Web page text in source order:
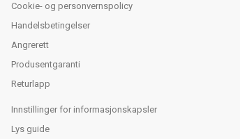
Cookie- og personvernspolicy
Handelsbetingelser
Angrerett
Produsentgaranti
Returlapp
Innstillinger for informasjonskapsler
Lys guide